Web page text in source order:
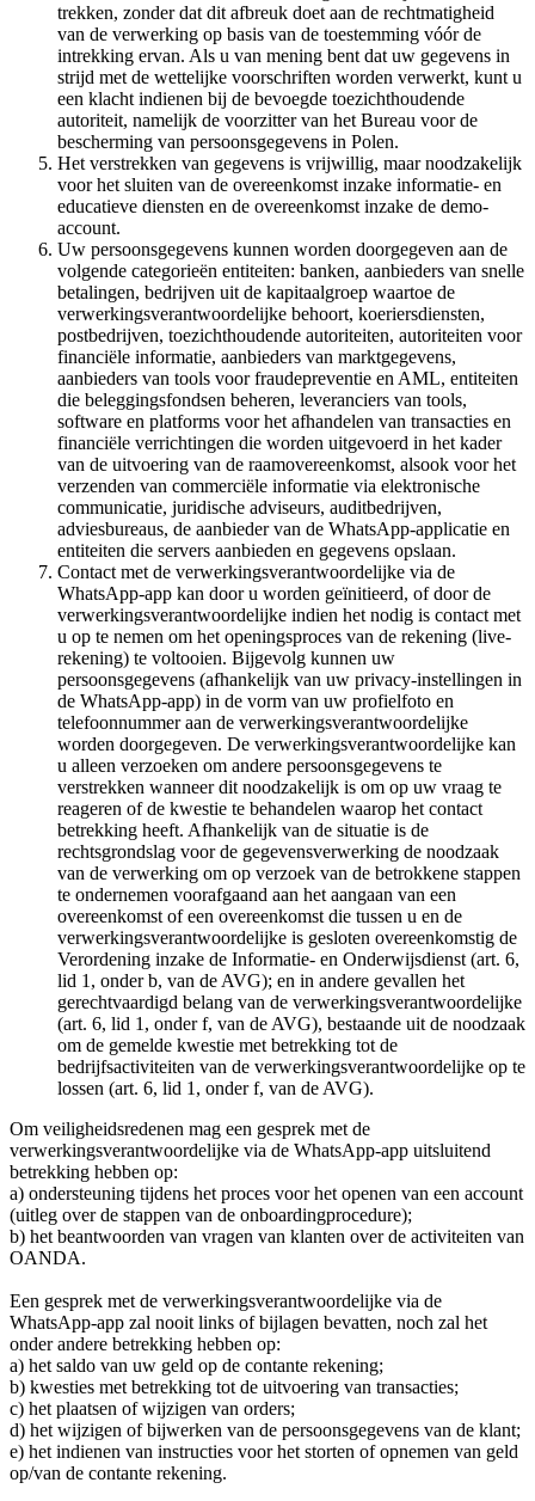
trekken, zonder dat dit afbreuk doet aan de rechtmatigheid
van de verwerking op basis van de toestemming vóór de
intrekking ervan. Als u van mening bent dat uw gegevens in
strijd met de wettelijke voorschriften worden verwerkt, kunt u
een klacht indienen bij de bevoegde toezichthoudende
autoriteit, namelijk de voorzitter van het Bureau voor de
bescherming van persoonsgegevens in Polen.
Het verstrekken van gegevens is vrijwillig, maar noodzakelijk
voor het sluiten van de overeenkomst inzake informatie- en
educatieve diensten en de overeenkomst inzake de demo-
account.
Uw persoonsgegevens kunnen worden doorgegeven aan de
volgende categorieën entiteiten: banken, aanbieders van snelle
betalingen, bedrijven uit de kapitaalgroep waartoe de
verwerkingsverantwoordelijke behoort, koeriersdiensten,
postbedrijven, toezichthoudende autoriteiten, autoriteiten voor
financiële informatie, aanbieders van marktgegevens,
aanbieders van tools voor fraudepreventie en AML, entiteiten
die beleggingsfondsen beheren, leveranciers van tools,
software en platforms voor het afhandelen van transacties en
financiële verrichtingen die worden uitgevoerd in het kader
van de uitvoering van de raamovereenkomst, alsook voor het
verzenden van commerciële informatie via elektronische
communicatie, juridische adviseurs, auditbedrijven,
adviesbureaus, de aanbieder van de WhatsApp-applicatie en
entiteiten die servers aanbieden en gegevens opslaan.
Contact met de verwerkingsverantwoordelijke via de
WhatsApp-app kan door u worden geïnitieerd, of door de
verwerkingsverantwoordelijke indien het nodig is contact met
u op te nemen om het openingsproces van de rekening (live-
rekening) te voltooien. Bijgevolg kunnen uw
persoonsgegevens (afhankelijk van uw privacy-instellingen in
de WhatsApp-app) in de vorm van uw profielfoto en
telefoonnummer aan de verwerkingsverantwoordelijke
worden doorgegeven. De verwerkingsverantwoordelijke kan
u alleen verzoeken om andere persoonsgegevens te
verstrekken wanneer dit noodzakelijk is om op uw vraag te
reageren of de kwestie te behandelen waarop het contact
betrekking heeft. Afhankelijk van de situatie is de
rechtsgrondslag voor de gegevensverwerking de noodzaak
van de verwerking om op verzoek van de betrokkene stappen
te ondernemen voorafgaand aan het aangaan van een
overeenkomst of een overeenkomst die tussen u en de
verwerkingsverantwoordelijke is gesloten overeenkomstig de
Verordening inzake de Informatie- en Onderwijsdienst (art. 6,
lid 1, onder b, van de AVG); en in andere gevallen het
gerechtvaardigd belang van de verwerkingsverantwoordelijke
(art. 6, lid 1, onder f, van de AVG), bestaande uit de noodzaak
om de gemelde kwestie met betrekking tot de
bedrijfsactiviteiten van de verwerkingsverantwoordelijke op te
lossen (art. 6, lid 1, onder f, van de AVG).
Om veiligheidsredenen mag een gesprek met de
verwerkingsverantwoordelijke via de WhatsApp-app uitsluitend
betrekking hebben op:
a) ondersteuning tijdens het proces voor het openen van een account
(uitleg over de stappen van de onboardingprocedure);
b) het beantwoorden van vragen van klanten over de activiteiten van
OANDA.
Een gesprek met de verwerkingsverantwoordelijke via de
WhatsApp-app zal nooit links of bijlagen bevatten, noch zal het
onder andere betrekking hebben op:
a) het saldo van uw geld op de contante rekening;
b) kwesties met betrekking tot de uitvoering van transacties;
c) het plaatsen of wijzigen van orders;
d) het wijzigen of bijwerken van de persoonsgegevens van de klant;
e) het indienen van instructies voor het storten of opnemen van geld
op/van de contante rekening.